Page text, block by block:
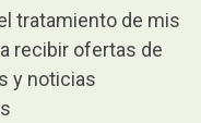
tratamiento de mis
recibir ofertas de
y noticias